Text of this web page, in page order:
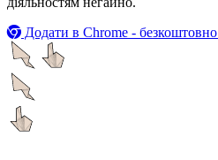
Додати в Chrome - безкоштовно